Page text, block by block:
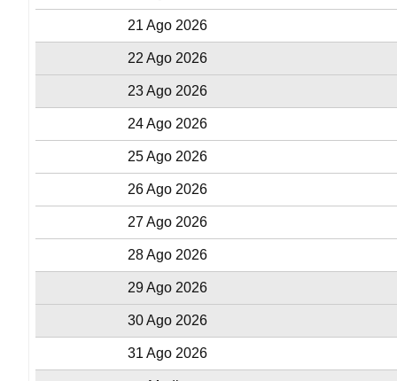
21 Ago 2026
22 Ago 2026
23 Ago 2026
24 Ago 2026
25 Ago 2026
26 Ago 2026
27 Ago 2026
28 Ago 2026
29 Ago 2026
30 Ago 2026
31 Ago 2026